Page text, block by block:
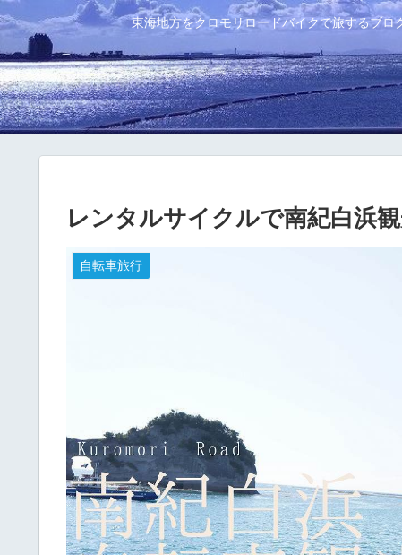
東海地方をクロモリロードバイクで旅するブ
レンタルサイクルで南紀白浜
自転車旅行